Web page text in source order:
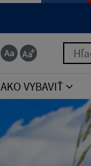
AKO VYBAVIŤ